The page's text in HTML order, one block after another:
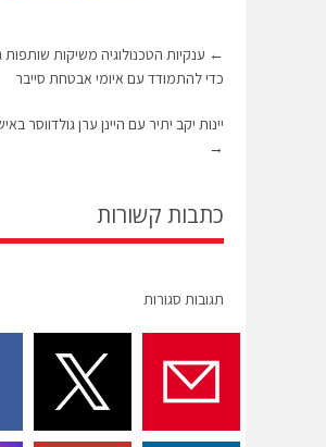
← ענקיות הטכנולוגיה משיקות שותפות
כדי להתמודד עם איומי אבטחת סייבר
יינות יקב יתיר עם היינן ערן גולדווסר
→
כתבות קשורות
תגובות סגורות